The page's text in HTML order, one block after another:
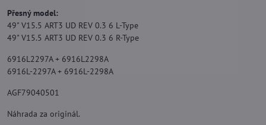
Přesný model:
49" V15.5 ART3 UD REV 0.3 6 L-Type
49" V15.5 ART3 UD REV 0.3 6 R-Type
6916L2297A + 6916L2298A
6916L-2297A + 6916L-2298A
AGF79040501
Náhrada za originál.